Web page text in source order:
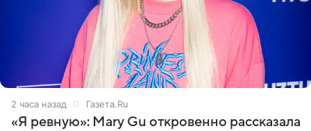
2 часа назад Газета.Ru
«Я ревную»: Mary Gu откровенно рассказала